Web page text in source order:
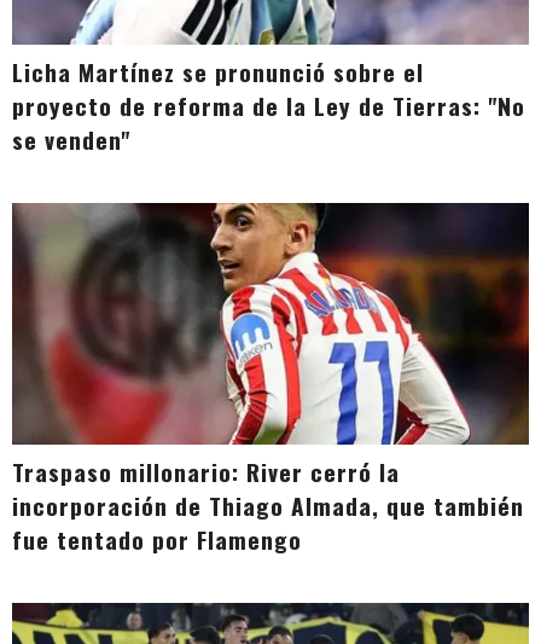
Licha Martínez se pronunció sobre el
proyecto de reforma de la Ley de Tierras: "No
se venden"
Traspaso millonario: River cerró la
incorporación de Thiago Almada, que también
fue tentado por Flamengo